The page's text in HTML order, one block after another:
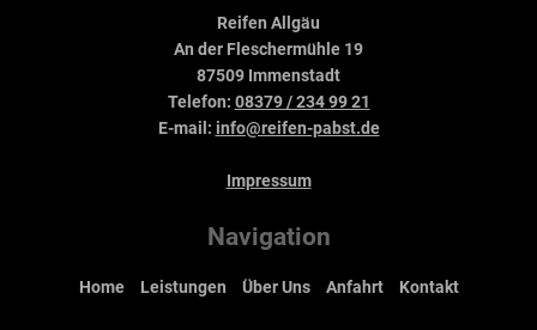
Reifen Allgäu
An der Fleschermühle 19
87509 Immenstadt
Telefon: 08379 / 234 99 21
E-mail: info@reifen-pabst.de
Impressum
Navigation
Home Leistungen Über Uns Anfahrt Kontakt